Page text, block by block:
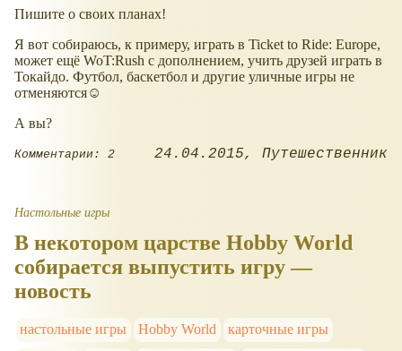
Пишите о своих планах!
Я вот собираюсь, к примеру, играть в Ticket to Ride: Europe,
может ещё WoT:Rush с дополнением, учить друзей играть в
Токайдо. Футбол, баскетбол и другие уличные игры не
отменяются☺
А вы?
Комментарии: 2 24.04.2015 Путешественник
Настольные игры
В некотором царстве Hobby World
собирается выпустить игру —
новость
настольные игры Hobby World
карточные игры